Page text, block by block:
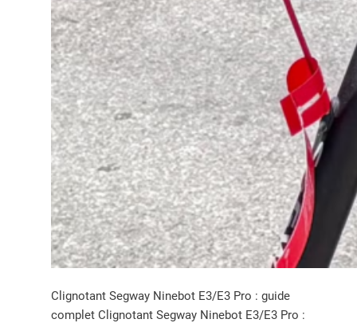
Clignotant Segway Ninebot E3/E3 Pro : guide
complet Clignotant Segway Ninebot E3/E3 Pro :